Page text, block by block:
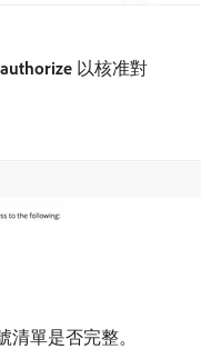
​以核准對
單是否完整。